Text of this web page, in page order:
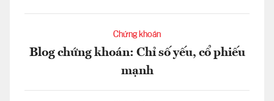
Chứng khoán
Blog chứng khoán: Chỉ số yếu, cổ phiếu
mạnh